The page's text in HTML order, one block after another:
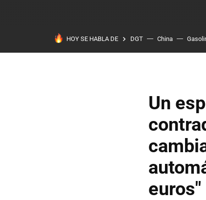
HOY SE HABLA DE DGT China
Un
euros"